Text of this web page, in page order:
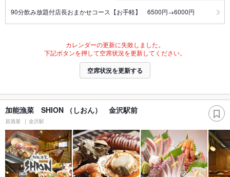
90分飲み放題付店長おまかせコース【お手軽】 6500円→6000円
カレンダーの更新に失敗しました。
下記ボタンを押して空席状況を更新してください。
空席状況を更新する
加能漁菜 SHION （しおん） 金沢駅前
居酒屋 金沢駅